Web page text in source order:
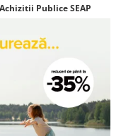
Publice SEAP